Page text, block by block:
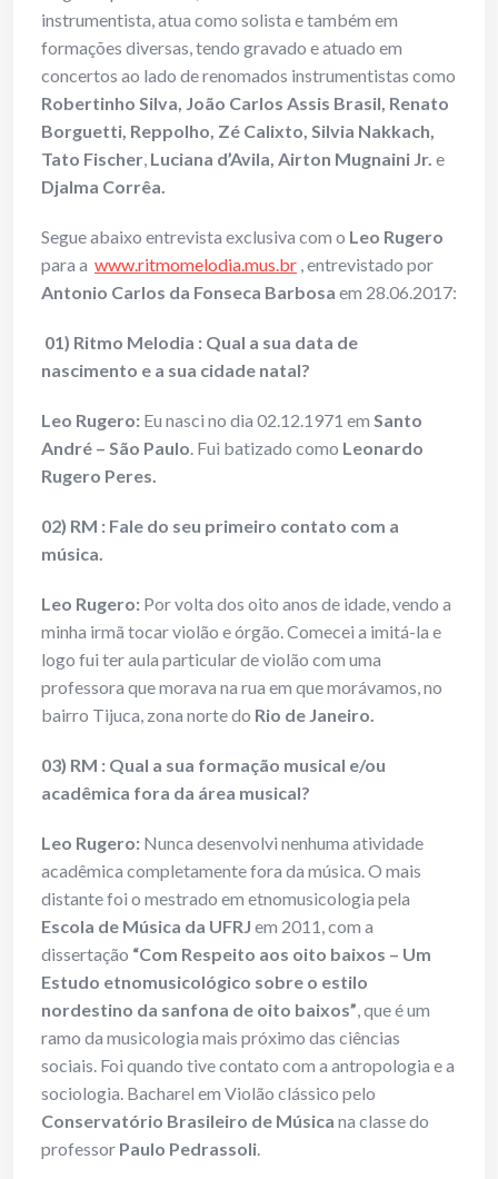
instrumentista, atua como solista e também em
formações diversas, tendo gravado e atuado em
concertos ao lado de renomados instrumentistas como
Robertinho Silva, João Carlos Assis Brasil, Renato
Borguetti, Reppolho, Zé Calixto, Silvia Nakkach,
Tato Fischer, Luciana d’Avila, Airton Mugnaini Jr. e
Djalma Corrêa.
Segue abaixo entrevista exclusiva com o Leo Rugero
para a www.ritmomelodia.mus.br , entrevistado por
Antonio Carlos da Fonseca Barbosa em 28.06.2017:
01) Ritmo Melodia : Qual a sua data de
nascimento e a sua cidade natal?
Leo Rugero: Eu nasci no dia 02.12.1971 em Santo
André – São Paulo. Fui batizado como Leonardo
Rugero Peres.
02) RM : Fale do seu primeiro contato com a
música.
Leo Rugero: Por volta dos oito anos de idade, vendo a
minha irmã tocar violão e órgão. Comecei a imitá-la e
logo fui ter aula particular de violão com uma
professora que morava na rua em que morávamos, no
bairro Tijuca, zona norte do Rio de Janeiro.
03) RM : Qual a sua formação musical e/ou
acadêmica fora da área musical?
Leo Rugero: Nunca desenvolvi nenhuma atividade
acadêmica completamente fora da música. O mais
distante foi o mestrado em etnomusicologia pela
Escola de Música da UFRJ em 2011, com a
dissertação “Com Respeito aos oito baixos – Um
Estudo etnomusicológico sobre o estilo
nordestino da sanfona de oito baixos”, que é um
ramo da musicologia mais próximo das ciências
sociais. Foi quando tive contato com a antropologia e a
sociologia. Bacharel em Violão clássico pelo
Conservatório Brasileiro de Música na classe do
professor Paulo Pedrassoli.